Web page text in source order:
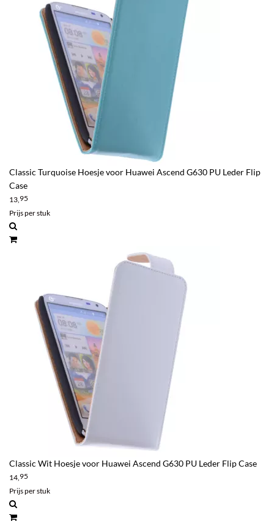
Classic Turquoise Hoesje voor Huawei Ascend G630 PU Leder Flip
Case
13,95
Prijs per stuk
Classic Wit Hoesje voor Huawei Ascend G630 PU Leder Flip Case
14,95
Prijs per stuk